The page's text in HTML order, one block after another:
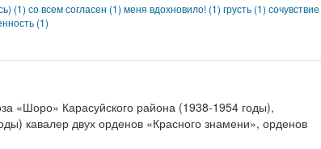
(1) со всем согласен (1) меня вдохновило! (1) грусть (1) сочувствие
(1)
«Шоро» Карасуйского района (1938-1954 годы),
кавалер двух орденов «Красного знамени», орденов